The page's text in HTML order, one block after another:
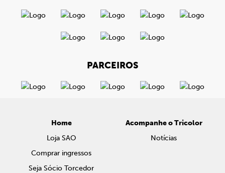
PARCEIROS
Home
Loja SAO
Comprar ingressos
Seja Sócio Torcedor
Acompanhe o Tricolor
Notícias